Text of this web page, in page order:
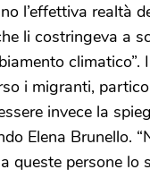
l’effettiva realtà
li costringeva a
climatico”.
i migranti,
invece la
Elena Brunello.
queste persone lo